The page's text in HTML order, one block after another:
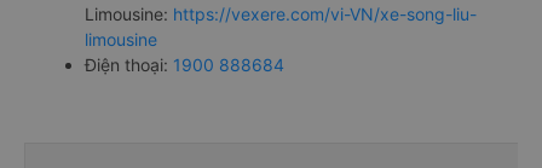
Limousine: https://vexere.com/vi-VN/xe-song-liu-
limousine
Điện thoại: 1900 888684